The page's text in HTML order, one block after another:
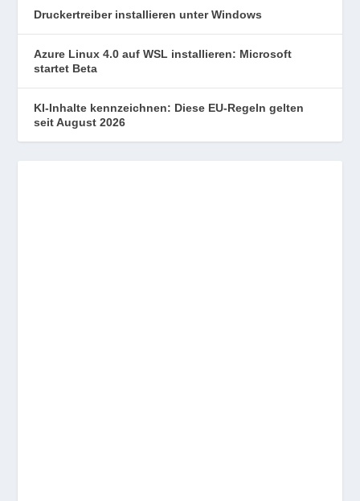
Druckertreiber installieren unter Windows
Azure Linux 4.0 auf WSL installieren: Microsoft
startet Beta
KI-Inhalte kennzeichnen: Diese EU-Regeln gelten
seit August 2026